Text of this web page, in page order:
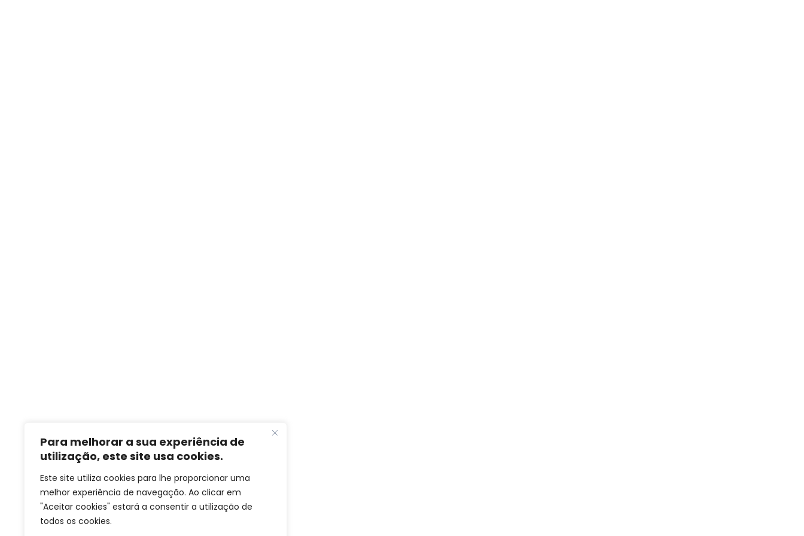
Para melhorar a sua experiência de
utilização, este site usa cookies.
Este site utiliza cookies para lhe proporcionar uma
melhor experiência de navegação. Ao clicar em
"Aceitar cookies" estará a consentir a utilização de
todos os cookies.